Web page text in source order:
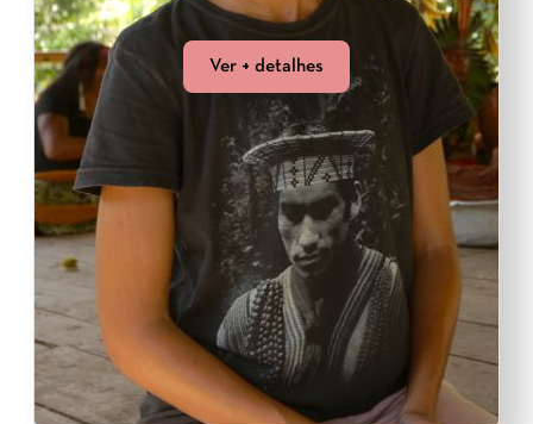
Ver + detalhes